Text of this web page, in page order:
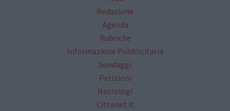
Redazione
Agenda
Rubriche
Informazione Pubblicitaria
Sondaggi
Petizioni
Necrologi
Cittanet.it